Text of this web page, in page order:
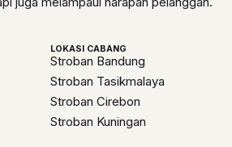
LOKASI CABANG
Stroban Bandung
Stroban Tasikmalaya
Stroban Cirebon
Stroban Kuningan